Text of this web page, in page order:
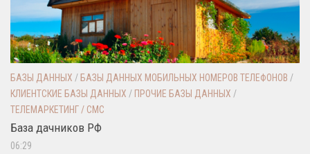
БАЗЫ ДАННЫХ / БАЗЫ ДАННЫХ МОБИЛЬНЫХ НОМЕРОВ ТЕЛЕФОНОВ /
КЛИЕНТСКИЕ БАЗЫ ДАННЫХ / ПРОЧИЕ БАЗЫ ДАННЫХ /
ТЕЛЕМАРКЕТИНГ / СМС
База дачников РФ
06:29